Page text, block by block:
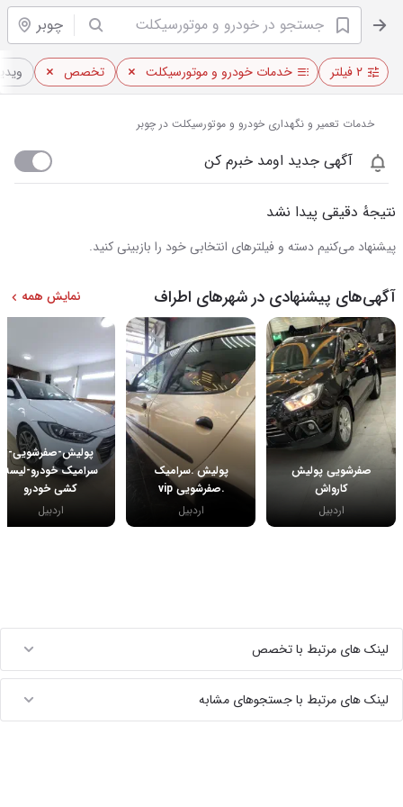
چوبر
۲ فیلتر خدمات خودرو و موتورسیکلت تخصص
خدمات تعمیر و نگهداری خودرو و موتورسیکلت در چوبر
آگهی جدید اومد خبرم کن
نتیجهٔ دقیقی پیدا نشد
پیشنهاد می‌کنیم دسته و فیلترهای انتخابی خود را بازبینی کنید.
آگهی‌های پیشنهادی در شهرهای اطراف نمایش همه
صفرشویی پولیش
کارواش
اردبیل
پولیش .سرامیک
.صفرشویی vip
اردبیل
پولیش-صفرشویی-
سرامیک خودرو-لیسه
کشی خودرو
اردبیل
لینک های مرتبط با تخصص
لینک های مرتبط با جستجوهای مشابه